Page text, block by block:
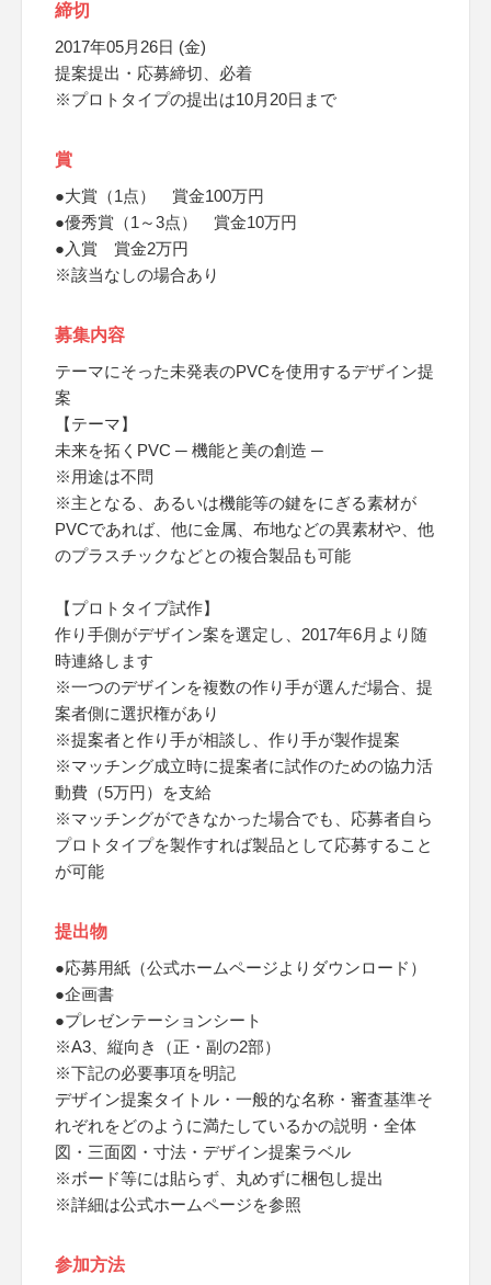
締切
2017年05月26日 (金)
提案提出・応募締切、必着
※プロトタイプの提出は10月20日まで
賞
●大賞（1点） 賞金100万円
●優秀賞（1～3点） 賞金10万円
●入賞 賞金2万円
※該当なしの場合あり
募集内容
テーマにそった未発表のPVCを使用するデザイン提
案
【テーマ】
未来を拓くPVC ─ 機能と美の創造 ─
※用途は不問
※主となる、あるいは機能等の鍵をにぎる素材が
PVCであれば、他に金属、布地などの異素材や、他
のプラスチックなどとの複合製品も可能
【プロトタイプ試作】
作り手側がデザイン案を選定し、2017年6月より随
時連絡します
※一つのデザインを複数の作り手が選んだ場合、提
案者側に選択権があり
※提案者と作り手が相談し、作り手が製作提案
※マッチング成立時に提案者に試作のための協力活
動費（5万円）を支給
※マッチングができなかった場合でも、応募者自ら
プロトタイプを製作すれば製品として応募すること
が可能
提出物
●応募用紙（公式ホームページよりダウンロード）
●企画書
●プレゼンテーションシート
※A3、縦向き（正・副の2部）
※下記の必要事項を明記
デザイン提案タイトル・一般的な名称・審査基準そ
れぞれをどのように満たしているかの説明・全体
図・三面図・寸法・デザイン提案ラベル
※ボード等には貼らず、丸めずに梱包し提出
※詳細は公式ホームページを参照
参加方法